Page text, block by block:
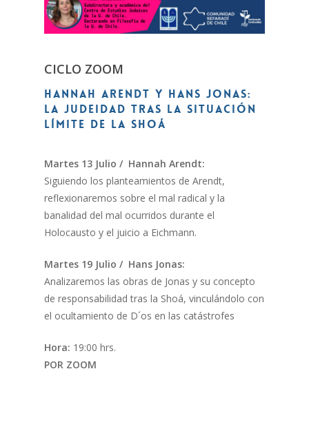
CICLO ZOOM
Hannah Arendt y Hans Jonas:
La judeidad tras la situación
límite de la Shoá
Martes 13 Julio / Hannah Arendt:
Siguiendo los planteamientos de Arendt,
reflexionaremos sobre el mal radical y la
banalidad del mal ocurridos durante el
Holocausto y el juicio a Eichmann.
Martes 19 Julio / Hans Jonas:
Analizaremos las obras de Jonas y su concepto
de responsabilidad tras la Shoá, vinculándolo con
el ocultamiento de D´os en las catástrofes
Hora: 19:00 hrs.
POR ZOOM